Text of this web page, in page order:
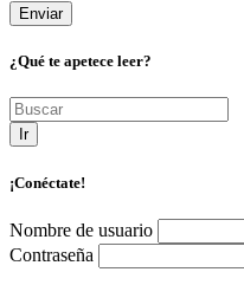
¿Qué te apetece leer?
Ir
¡Conéctate!
Nombre de usuario
Contraseña